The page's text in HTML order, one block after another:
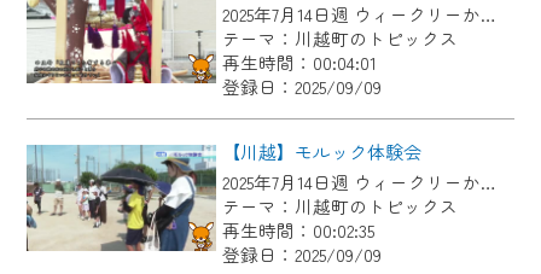
2025年7月14日週 ウィークリーかわごえにて放送
テーマ：川越町のトピックス
再生時間：00:04:01
登録日：2025/09/09
【川越】モルック体験会
2025年7月14日週 ウィークリーかわごえにて放送
テーマ：川越町のトピックス
再生時間：00:02:35
登録日：2025/09/09
【ご注意】
2024年9月24日からはご加入者様へのサー
ビス向上のため、
『CCNet Web TV』を利用いただくには、
一部コンテンツを除き、
CCNetサービスへの加入と『CCNetマイ
ページ※』へのログインが必要となりま
す。